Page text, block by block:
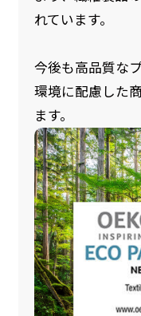
れています。
今後も高品質な
環境に配慮した
ます。